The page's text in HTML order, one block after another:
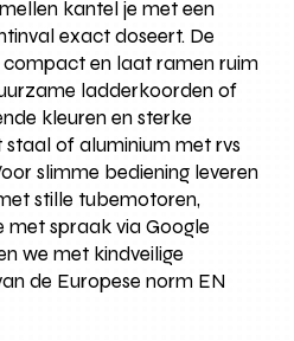
kantel je met een
exact doseert. De
en laat ramen ruim
ladderkoorden of
kleuren en sterke
of aluminium met rvs
slimme bediening leveren
stille tubemotoren,
met spraak via Google
we met kindveilige
de Europese norm EN